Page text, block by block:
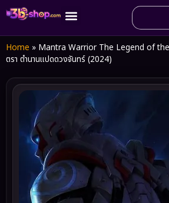
Home » Mantra Warrior The Legend of
ตรา ตำนานแปดดวงจันทร์ (2024)